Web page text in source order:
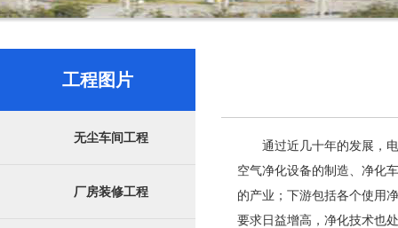
工程图片
无尘车间工程
厂房装修工程
通过近几十年的发展，
空气净化设备的制造、净化
的产业；下游包括各个使用
要求日益增高，净化技术也